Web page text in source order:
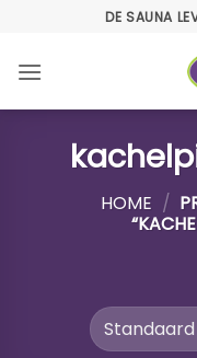
inhoud
DE SAUNA
HOME /